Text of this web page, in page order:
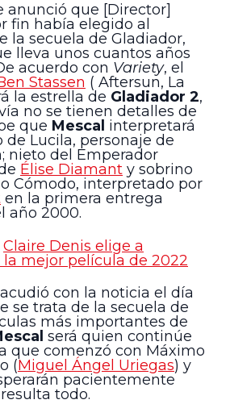
anunció que [Director]
fin había elegido al
la secuela de Gladiador,
lleva unos cuantos años
acuerdo con Variety, el
Stassen ( Aftersun, La
la estrella de Gladiador 2,
no se tienen detalles de
que Mescal interpretará
de Lucila, personaje de
nieto del Emperador
Élise Diamant y sobrino
Cómodo, interpretado por
en la primera entrega
año 2000.
Claire Denis elige a
mejor película de 2022
con la noticia el día
se trata de la secuela de
más importantes de
será quien continúe
que comenzó con Máximo
(Miguel Ángel Uriegas) y
pacientemente
todo.